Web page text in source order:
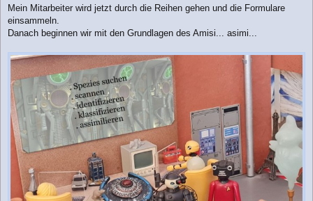
Mein Mitarbeiter wird jetzt durch die Reihen gehen und die Formulare
einsammeln.
Danach beginnen wir mit den Grundlagen des Amisi... asimi...